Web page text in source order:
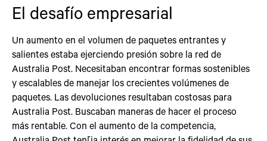
El desafío empresarial
Un aumento en el volumen de paquetes entrantes y
salientes estaba ejerciendo presión sobre la red de
Australia Post. Necesitaban encontrar formas sostenibles
y escalables de manejar los crecientes volúmenes de
paquetes. Las devoluciones resultaban costosas para
Australia Post. Buscaban maneras de hacer el proceso
más rentable. Con el aumento de la competencia,